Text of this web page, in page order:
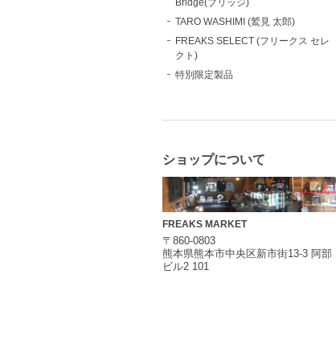
Bridge(ブリッジ)
TARO WASHIMI (鷲見 太郎)
FREAKS SELECT (フリークス セレ
クト)
特別限定製品
ショップについて
FREAKS MARKET
〒860-0803
熊本県熊本市中央区新市街13-3 阿部
ビル2 101